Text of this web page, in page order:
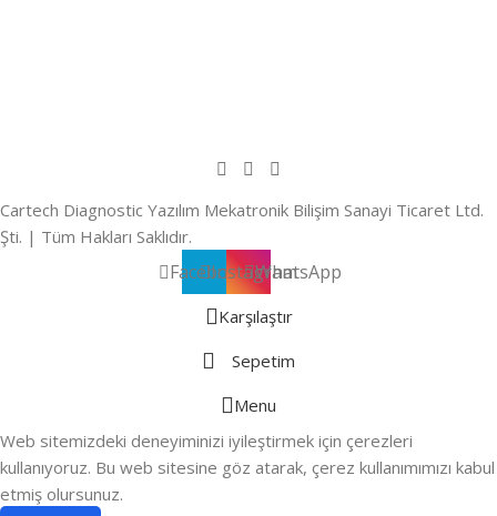
Cartech Diagnostic Yazılım Mekatronik Bilişim Sanayi Ticaret Ltd.
Şti. | Tüm Hakları Saklıdır.
FacebookInstagramWhatsApp
Karşılaştır
Sepetim
Menu
Web sitemizdeki deneyiminizi iyileştirmek için çerezleri
kullanıyoruz. Bu web sitesine göz atarak, çerez kullanımımızı kabul
etmiş olursunuz.